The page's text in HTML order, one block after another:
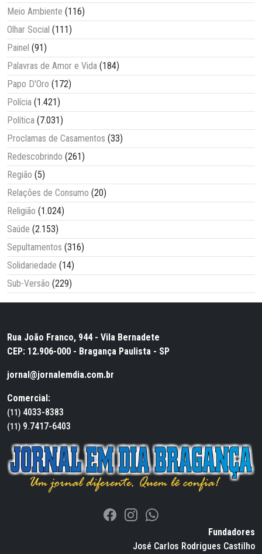
Meio Ambiente (116)
Olhar Social (111)
Painel (91)
Palavras de Amor e Vida (184)
Papo D'Oro (172)
Polícia (1.421)
Política (7.031)
Proclamas de Casamentos (33)
Redescobrindo (261)
Região (5)
Relações de Consumo (20)
Religião (1.024)
Saúde (2.153)
Sepultamentos (316)
Solidariedade (14)
Sub-Versão (229)
Rua João Franco, 944 - Vila Bernadete
CEP: 12.906-000 - Bragança Paulista - SP
jornal@jornalemdia.com.br
Comercial:
(11) 4033-8383
(11) 9.7417-6403
Fundadores
José Carlos Rodrigues Castilho